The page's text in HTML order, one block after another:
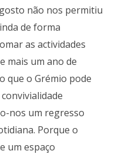
não nos permitiu
de forma
as actividades
mais um ano de
que o Grémio pode
nos um regresso
Porque o
um espaço